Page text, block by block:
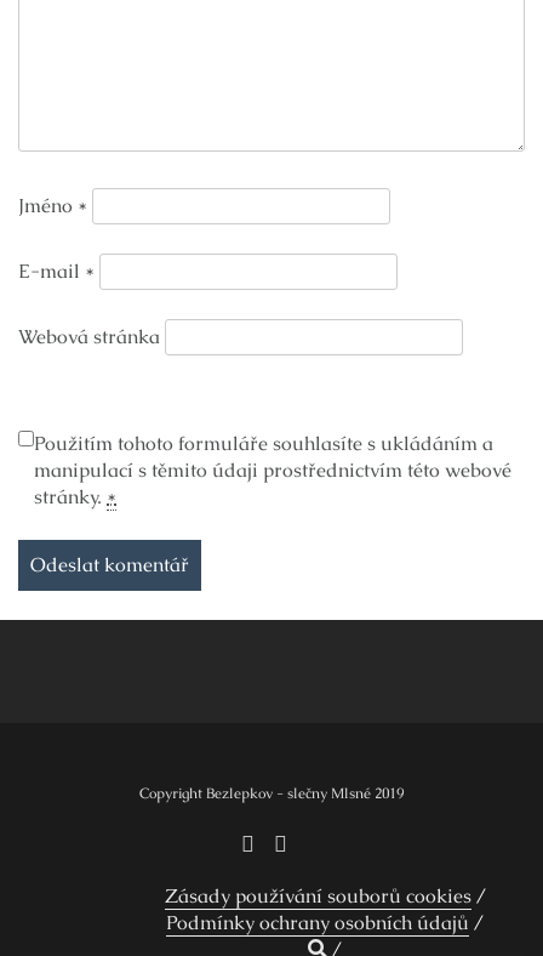
Jméno *
E-mail *
Webová stránka
Použitím tohoto formuláře souhlasíte s ukládáním a
manipulací s těmito údaji prostřednictvím této webové
stránky. *
Copyright Bezlepkov - slečny Mlsné 2019
Zásady používání souborů cookies
Podmínky ochrany osobních údajů